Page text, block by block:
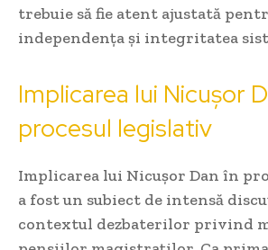
trebuie să fie atent ajustată
independența și integritatea
Implicarea lui Nicușor
procesul legislativ
Implicarea lui Nicușor Dan în
a fost un subiect de intensă
contextul dezbaterilor privind